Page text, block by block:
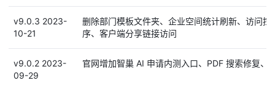
v9.0.3 2023-
10-21
删除部门模板文件夹、企业空间统计刷新、访问
序、客户端分享链接访问
v9.0.2 2023-
09-29
官网增加智巢 AI 申请内测入口、PDF 搜索修复、